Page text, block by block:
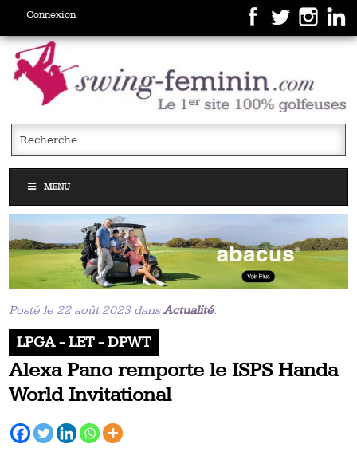
Connexion
MENU
Posté le 22 août 2023 dansActualité.
LPGA - LET - DPWT
Alexa Pano remporte le ISPS Handa
World Invitational